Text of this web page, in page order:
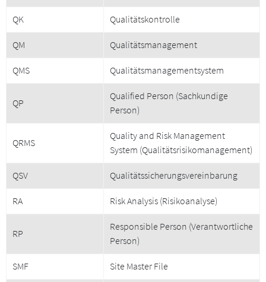
QK Qualitätskontrolle
QM Qualitätsmanagement
QMS Qualitätsmanagementsystem
QP
Qualified Person (Sachkundige
Person)
QRMS
Quality and Risk Management
System (Qualitätsrisikomanagement)
QSV Qualitätssicherungsvereinbarung
RA Risk Analysis (Risikoanalyse)
RP
Responsible Person (Verantwortliche
Person)
SMF Site Master File